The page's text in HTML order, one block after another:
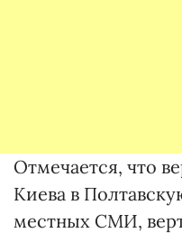
Отмечается, что
Киева в
местных СМИ,